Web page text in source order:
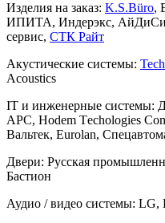
Изделия на заказ: K.S.Büro,
ИПИТА, Индерэкс, АйДиСи
сервис, СТК Райт
Акустические системы:
Acoustics
IT и инженерные системы:
АРC, Ноdеm Тechologies
Вальтек, Eurolan,
Двери: Русская
Бастион
Аудио / видео системы: LG,